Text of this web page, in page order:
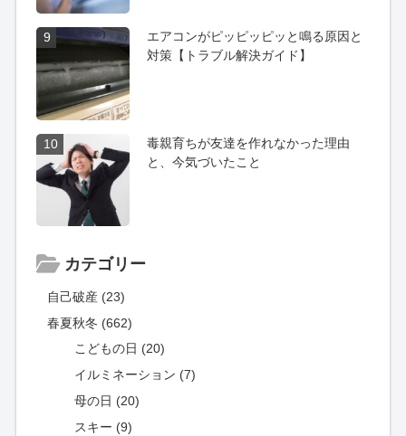
9
エアコンがピッピッピッと鳴る原因と
対策【トラブル解決ガイド】
10
毒親育ちが友達を作れなかった理由
と、今気づいたこと
カテゴリー
自己破産 (23)
春夏秋冬 (662)
こどもの日 (20)
イルミネーション (7)
母の日 (20)
スキー (9)